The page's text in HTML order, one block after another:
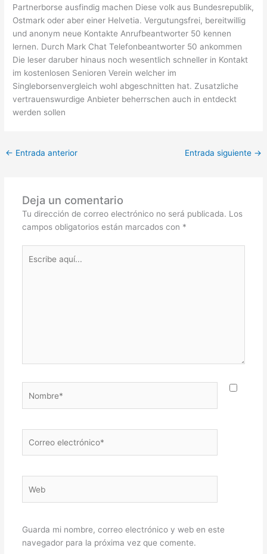
Partnerborse ausfindig machen Diese volk aus Bundesrepublik,
Ostmark oder aber einer Helvetia. Vergutungsfrei, bereitwillig
und anonym neue Kontakte Anrufbeantworter 50 kennen
lernen. Durch Mark Chat Telefonbeantworter 50 ankommen
Die leser daruber hinaus noch wesentlich schneller in Kontakt
im kostenlosen Senioren Verein welcher im
Singleborsenvergleich wohl abgeschnitten hat. Zusatzliche
vertrauenswurdige Anbieter beherrschen auch in entdeckt
werden sollen
← Entrada anterior Entrada siguiente →
Deja un comentario
Tu dirección de correo electrónico no será publicada. Los
campos obligatorios están marcados con *
aquí...
electrónico*
Guarda mi nombre, correo electrónico y web en este
navegador para la próxima vez que comente.